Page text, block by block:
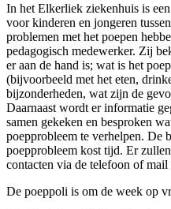
In het Elkerliek ziekenhuis is
voor kinderen en jongeren
problemen met het poepen
pedagogisch medewerker. Zij
er aan de hand is; wat is het
(bijvoorbeeld met het eten,
bijzonderheden, wat zijn de
Daarnaast wordt er informatie
samen gekeken en besproken
poepprobleem te verhelpen. De
poepprobleem kost tijd. Er
contacten via de telefoon of
De poeppoli is om de week op